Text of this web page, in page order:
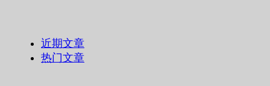
近期文章
热门文章